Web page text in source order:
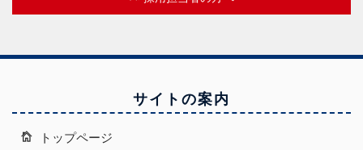
サイトの案内
トップページ